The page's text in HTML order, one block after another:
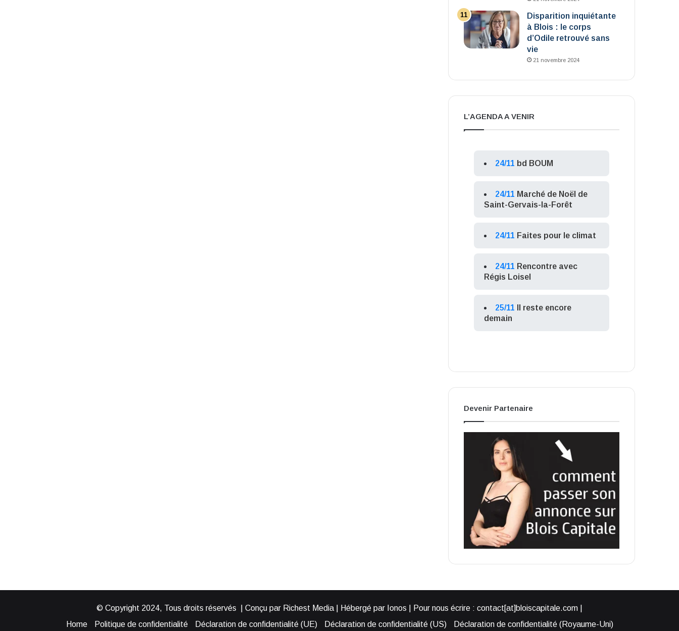
Disparition inquiétante
à Blois : le corps
d’Odile retrouvé sans
vie
21 novembre 2024
L’AGENDA A VENIR
24/11 bd BOUM
24/11 Marché de Noël de
Saint-Gervais-la-Forêt
24/11 Faites pour le climat
24/11 Rencontre avec
Régis Loisel
25/11
Il reste encore
demain
Devenir Partenaire
© Copyright 2024, Tous droits réservés | Conçu par Richest Media | Hébergé par Ionos | Pour nous écrire : contact[at]bloiscapitale.com |
Home
Politique de confidentialité Déclaration de confidentialité (UE) Déclaration de confidentialité (US) Déclaration de confidentialité (Royaume-Uni)